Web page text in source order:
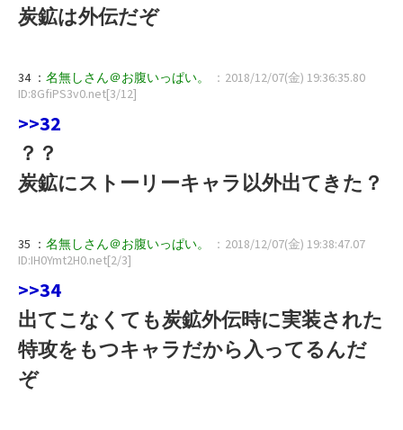
炭鉱は外伝だぞ
34 ： 名無しさん＠お腹いっぱい。
：2018/12/07(金) 19:36:35.80
ID:8GfiPS3v0.net[3/12]
>>32
？？
炭鉱にストーリーキャラ以外出てきた？
35 ： 名無しさん＠お腹いっぱい。
：2018/12/07(金) 19:38:47.07
ID:IH0Ymt2H0.net[2/3]
>>34
出てこなくても炭鉱外伝時に実装された
特攻をもつキャラだから入ってるんだ
ぞ